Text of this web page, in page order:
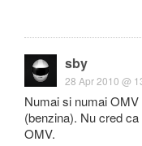
sby
28 Apr 2010 @
Numai si numai
(benzina). Nu cred
OMV.